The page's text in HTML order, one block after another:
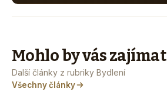
Mohlo by vás zajímat
Další články z rubriky Bydlení
Všechny články